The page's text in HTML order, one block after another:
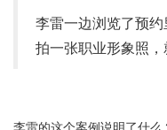
李雷一边浏览了预
拍一张职业形象照，
李雷的这个案例说明了什么